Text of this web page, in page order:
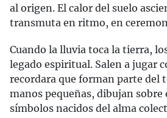
al origen. El calor del suelo
transmuta en ritmo, en
Cuando la lluvia toca la tierra,
legado espiritual. Salen a jugar
recordara que forman parte del
manos pequeñas, dibujan sobre
símbolos nacidos del alma